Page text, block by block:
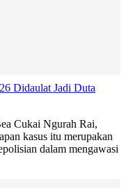
Didaulat Jadi Duta
Cukai Ngurah Rai,
kasus itu merupakan
dalam mengawasi